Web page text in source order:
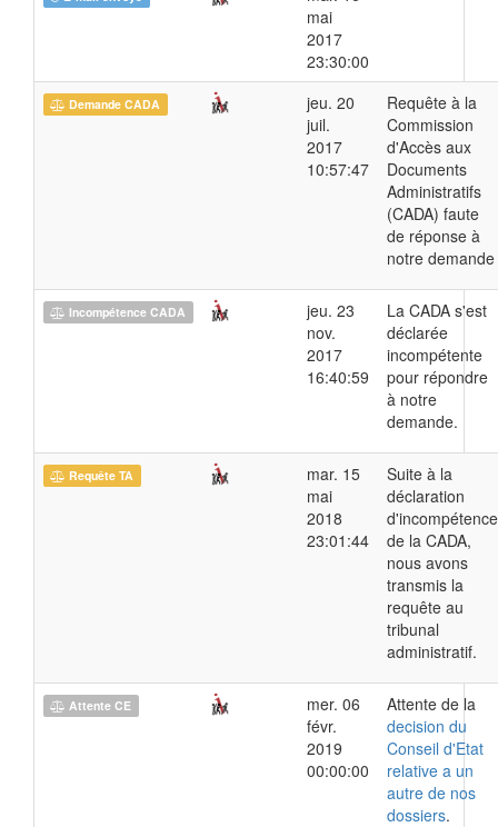
mai
2017
23:30:00
Demande CADA
jeu. 20
juil.
2017
10:57:47
Requête à la
Commission
d'Accès aux
Documents
Administratifs
(CADA) faute
de réponse à
notre demande
Incompétence CADA
jeu. 23
nov.
2017
16:40:59
La CADA s'est
déclarée
incompétente
pour répondre
à notre
demande.
Requête TA
mar. 15
mai
2018
23:01:44
Suite à la
déclaration
d'incompétence
de la CADA,
nous avons
transmis la
requête au
tribunal
administratif.
Attente CE
mer. 06
févr.
2019
00:00:00
Attente de la
decision du
Conseil d'Etat
relative a un
autre de nos
dossiers.